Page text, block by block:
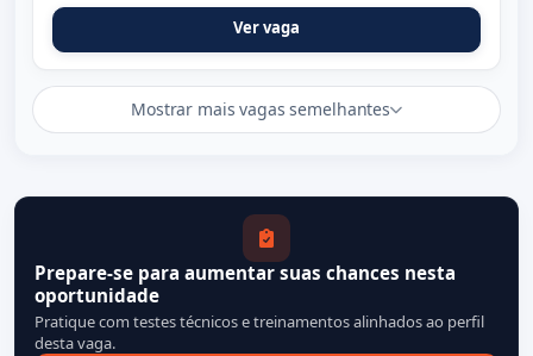
Ver vaga
Mostrar mais vagas semelhantes
Prepare-se para aumentar suas chances nesta
oportunidade
Pratique com testes técnicos e treinamentos alinhados ao perfil
desta vaga.